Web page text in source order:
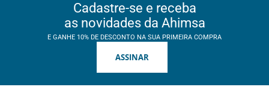
Cadastre-se e receba
as novidades da Ahimsa
E GANHE 10% DE DESCONTO NA SUA PRIMEIRA COMPRA
ASSINAR